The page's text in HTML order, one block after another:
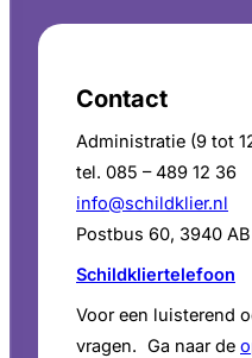
Contact
Administratie (9 tot
tel. 085 – 489 12 36
info@schildklier.nl
Postbus 60, 3940
Schildkliertelefoon
Voor een luisterend
vragen. Ga naar de